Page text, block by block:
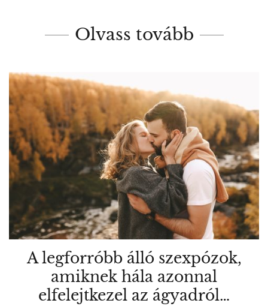
Olvass tovább
A legforróbb álló szexpózok,
amiknek hála azonnal
elfelejtkezel az ágyadról…